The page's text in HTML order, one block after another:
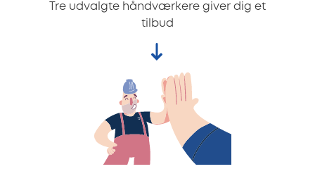
Tre udvalgte håndværkere giver dig et
tilbud